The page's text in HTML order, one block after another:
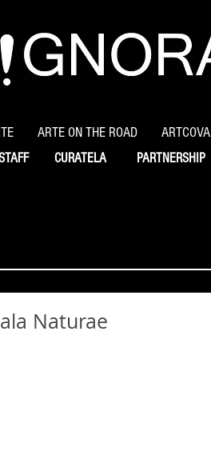
ARTE ON THE ROAD ARTCOVA
CURATELA PARTNERSHIP
Naturae